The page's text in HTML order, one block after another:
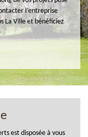
l’entreprise
La Ville et bénéficiez
est disposée à vous